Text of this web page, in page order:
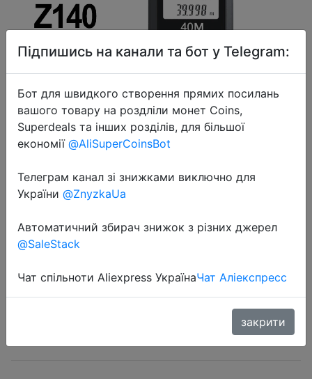
2022-07-19
Цифровая лазерная рулетка
INKERSI, лазерный дальномер 40
м, точный измеритель расстояния,
дальномер
Підпишись на канали та бот у Telegram:
Бот для швидкого створення прямих посилань
вашого товару на роздліли монет Coins,
Superdeals та інших розділів, для більшої
економії @AliSuperCoinsBot
Телеграм канал зі знижками виключно для
України @ZnyzkaUa
Автоматичний збирач знижок з різних джерел
@SaleStack
Чат спільноти Aliexpress УкраїнаЧат Аліекспресс
закрити